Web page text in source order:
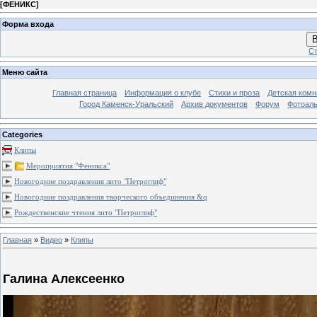
[ФЕНИКС]
Форма входа
Меню сайта
Главная страница Информация о клубе Стихи и проза
Детская
Город Каменск-Уральский
Архив документов Форум
Categories
Клипы
Мероприятия "Феникса"
Новогодние поздравления лито "Петроглиф"
Новогодние поздравления творческого объединения &q
Рождественские чтения лито "Петроглиф"
Главная » Видео » Клипы
Галина Алексеенко